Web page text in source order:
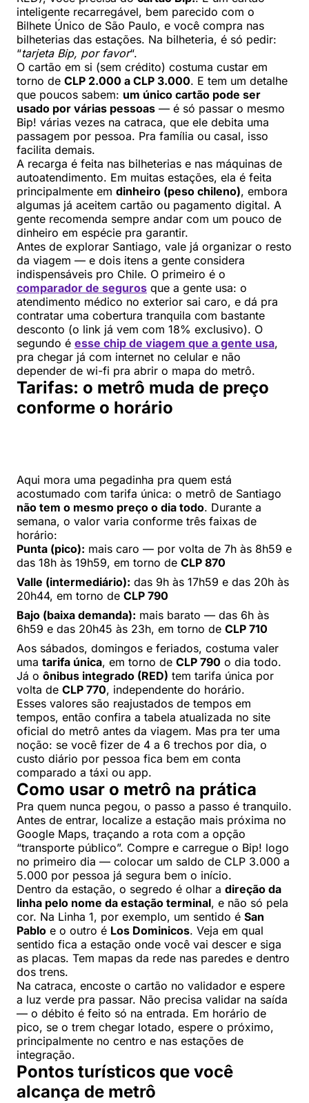
inteligente recarregável, bem parecido com o
Bilhete Único de São Paulo, e você compra nas
bilheterias das estações. Na bilheteria, é só pedir:
“tarjeta Bip, por favor“.
O cartão em si (sem crédito) costuma custar em
torno de CLP 2.000 a CLP 3.000. E tem um detalhe
que poucos sabem: um único cartão pode ser
usado por várias pessoas — é só passar o mesmo
Bip! várias vezes na catraca, que ele debita uma
passagem por pessoa. Pra família ou casal, isso
facilita demais.
A recarga é feita nas bilheterias e nas máquinas de
autoatendimento. Em muitas estações, ela é feita
principalmente em dinheiro (peso chileno), embora
algumas já aceitem cartão ou pagamento digital. A
gente recomenda sempre andar com um pouco de
dinheiro em espécie pra garantir.
Antes de explorar Santiago, vale já organizar o resto
da viagem — e dois itens a gente considera
indispensáveis pro Chile. O primeiro é o
comparador de seguros que a gente usa: o
atendimento médico no exterior sai caro, e dá pra
contratar uma cobertura tranquila com bastante
desconto (o link já vem com 18% exclusivo). O
segundo é esse chip de viagem que a gente usa,
pra chegar já com internet no celular e não
depender de wi-fi pra abrir o mapa do metrô.
Tarifas: o metrô muda de preço
conforme o horário
Aqui mora uma pegadinha pra quem está
acostumado com tarifa única: o metrô de Santiago
não tem o mesmo preço o dia todo. Durante a
semana, o valor varia conforme três faixas de
horário:
Punta (pico): mais caro — por volta de 7h às 8h59 e
das 18h às 19h59, em torno de CLP 870
Valle (intermediário): das 9h às 17h59 e das 20h às
20h44, em torno de CLP 790
Bajo (baixa demanda): mais barato — das 6h às
6h59 e das 20h45 às 23h, em torno de CLP 710
Aos sábados, domingos e feriados, costuma valer
uma tarifa única, em torno de CLP 790 o dia todo.
Já o ônibus integrado (RED) tem tarifa única por
volta de CLP 770, independente do horário.
Esses valores são reajustados de tempos em
tempos, então confira a tabela atualizada no site
oficial do metrô antes da viagem. Mas pra ter uma
noção: se você fizer de 4 a 6 trechos por dia, o
custo diário por pessoa fica bem em conta
comparado a táxi ou app.
Como usar o metrô na prática
Pra quem nunca pegou, o passo a passo é tranquilo.
Antes de entrar, localize a estação mais próxima no
Google Maps, traçando a rota com a opção
“transporte público”. Compre e carregue o Bip! logo
no primeiro dia — colocar um saldo de CLP 3.000 a
5.000 por pessoa já segura bem o início.
Dentro da estação, o segredo é olhar a direção da
linha pelo nome da estação terminal, e não só pela
cor. Na Linha 1, por exemplo, um sentido é San
Pablo e o outro é Los Dominicos. Veja em qual
sentido fica a estação onde você vai descer e siga
as placas. Tem mapas da rede nas paredes e dentro
dos trens.
Na catraca, encoste o cartão no validador e espere
a luz verde pra passar. Não precisa validar na saída
— o débito é feito só na entrada. Em horário de
pico, se o trem chegar lotado, espere o próximo,
principalmente no centro e nas estações de
integração.
Pontos turísticos que você
alcança de metrô